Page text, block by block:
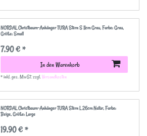
NORDAL Christbaum-Anhänger TURA Stern S 11cm Grau, Farbe: Grau,
Größe: Small
7,90 € *
In den Warenkorb
*inkl. ges. MwSt.zzgl.Versandkosten
NORDAL Christbaum-Anhänger TURA Stern L 26cm Natur, Farbe:
Beige, Größe: Large
19,90 € *